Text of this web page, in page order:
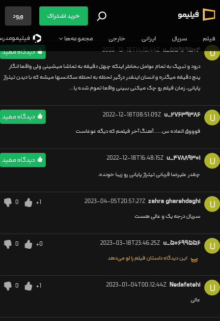
فیلم سریال ایرانی خارجی مجموعه‌ها
خرید اشتراک ورود
U u_۵۵۹۶۹۵۰۴ 2022-12-18T14:10:44Z دیدگاه مفید
درود و تبریک به تمام عوامل بخاطر اینکه چهل دقیقه به تماشا میشینی ولی واقعا انگار
پنج دقیقه میگذره و انسان اینقدر درگیر لحظه به لحظه سکانسها میشه که با دیدن تیتراژ
پایانی، زمان فیلم رو چک میکنی ببینی واقعا تموم شده یا...
U u_۲۷۶۳۹۳۸۶ 2022-12-18T08:51:09Z دیدگاه مفید
فوووق العاده س......آهنگ آخر فیلمم که دیگه غوغاست
U u_۴۷۸۸۹۳۰۱ 2022-12-18T16:48:15Z دیدگاه مفید
چقدر علیرضا قربانی تیتراژ پایانی رو زیبا خونده.
U
zahra gharehdaghi
2023-04-05T20:57:27Z
+1
0
سریال درجه یک و عالی هست
U u_۵۰۶۹۹۵۵۶ 2023-03-18T23:46:25Z
+0
0
این دیدگاه داستان فیلم را لو می‌دهد
U
Nedafatehi
2023-01-04T00:12:44Z
+1
0
عالی